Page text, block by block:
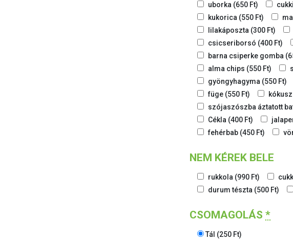
uborka (650 Ft)
kukorica (550 Ft)
lilakáposzta (300 Ft)
csicseriborsó (400 Ft)
barna csiperke gomba (
alma chips (550 Ft)
gyöngyhagyma (550 Ft)
füge (550 Ft)
szójaszószba áztatott
Cékla (400 Ft)
fehérbab (450 Ft)
NEM KÉREK BELE
rukkola (990 Ft)
durum tészta (500 Ft)
CSOMAGOLÁS*
Tál (250 Ft)